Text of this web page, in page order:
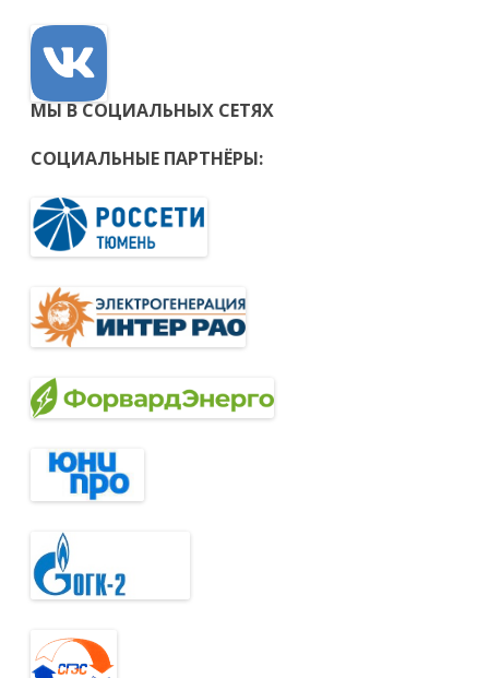
МЫ В СОЦИАЛЬНЫХ СЕТЯХ
СОЦИАЛЬНЫЕ ПАРТНЁРЫ: